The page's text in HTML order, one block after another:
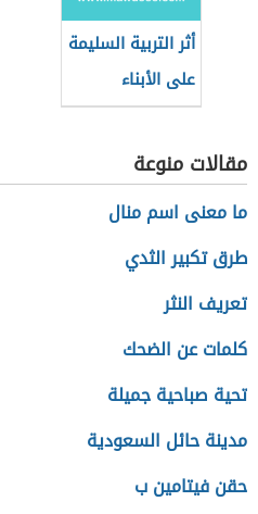
أثر التربية السليمة
على الأبناء
مقالات منوعة
ما معنى اسم منال
طرق تكبير الثدي
تعريف النثر
كلمات عن الضحك
تحية صباحية جميلة
مدينة حائل السعودية
حقن فيتامين ب